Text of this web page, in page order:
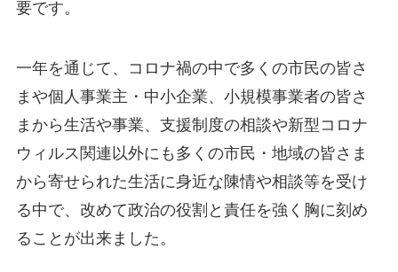
要です。
一年を通じて、コロナ禍の中で多くの市民の皆さ
まや個人事業主・中小企業、小規模事業者の皆さ
まから生活や事業、支援制度の相談や新型コロナ
ウィルス関連以外にも多くの市民・地域の皆さま
から寄せられた生活に身近な陳情や相談等を受け
る中で、改めて政治の役割と責任を強く胸に刻め
ることが出来ました。